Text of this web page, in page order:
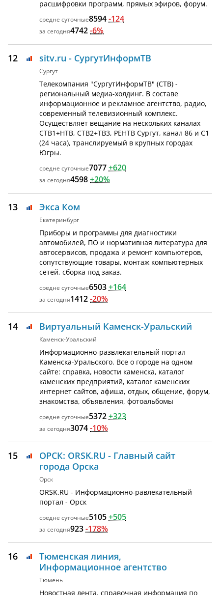
расшифровки программ, прямых эфиров, форум.
8594-124
4742-6%
12 sitv.ru - СургутИнформТВ
Сургут
Телекомпания "СургутИнформТВ" (СТВ) -
региональный медиа-холдинг. В составе
информационное и рекламное агентство, радио,
современный телевизионный комплекс.
Осуществляет вещание на нескольких каналах
СТВ1+НТВ, СТВ2+ТВ3, РЕНТВ Сургут, канал 86 и С1
(24 часа), транслируемый в крупных городах
Югры.
7077+620
4598+20%
13 Экса Ком
Екатеринбург
Приборы и программы для диагностики
автомобилей, ПО и нормативная литература для
автосервисов, продажа и ремонт компьютеров,
сопутствующие товары, монтаж компьютерных
сетей, сборка под заказ.
6503+164
1412-20%
14 Виртуальный Каменск-Уральский
Каменск-Уральский
Информационно-развлекательный портал
Каменска-Уральского. Все о городе на одном
сайте: справка, новости каменска, каталог
каменских предприятий, каталог каменских
интернет сайтов, афиша, отдых, общение, форум,
знакомства, объявления, фотоальбомы
5372+323
3074-10%
15
ОРСК: ORSK.RU - Главный сайт
города Орска
Орск
ORSK.RU - Информационно-равлекательный
портал - Орск
5105+505
923-178%
16
Тюменская линия,
Информационное агентство
Тюмень
Новостная лента, справочная информация по